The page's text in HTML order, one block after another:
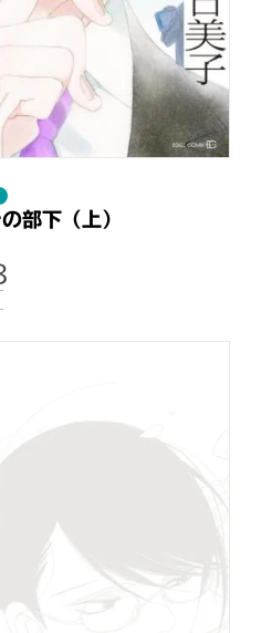
Depot 書楽
田沼店
店 池袋店
屋書店 国分寺店
書店新宿本店コミッ
書店 吉祥寺店
店 多摩センター店
店 府中本店
池袋本店
堂書店 池袋本店
クタワー
アトレ大井町店
店 近鉄パッセ店
書店 流通通り店
店 高槻店
屋書店 ｸﾞﾗﾝﾌﾛﾝﾄ大阪
ファースト クリスタ
ト書店２号店
部下（上）